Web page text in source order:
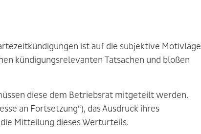
ist auf die subjektive Motivlage
kündigungsrelevanten Tatsachen und bloßen
diese dem Betriebsrat mitgeteilt werden.
an Fortsetzung“), das Ausdruck ihres
Mitteilung dieses Werturteils.